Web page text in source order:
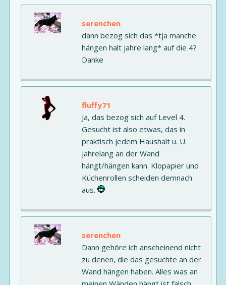
serenchen
dann bezog sich das *tja manche
hängen halt jahre lang* auf die 4?
Danke
fluffy71
Ja, das bezog sich auf Level 4.
Gesucht ist also etwas, das in
praktisch jedem Haushalt u. U.
jahrelang an der Wand
hängt/hängen kann. Klopapier und
Küchenrollen scheiden demnach
aus.
serenchen
Dann gehöre ich anscheinend nicht
zu denen, die das gesuchte an der
Wand hängen haben. Alles was an